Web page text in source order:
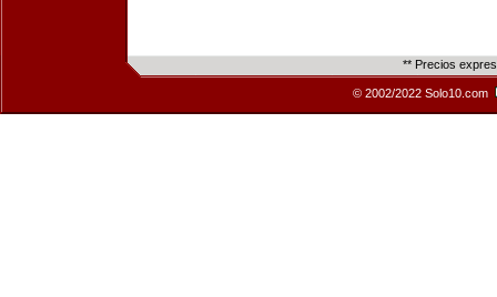
** Precios
© 2002/2022 Solo10.com